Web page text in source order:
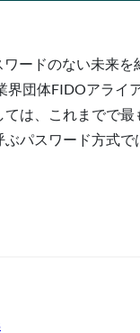
ワードのない未来
界団体FIDOアライ
ては、これまでで
ぶパスワード方式